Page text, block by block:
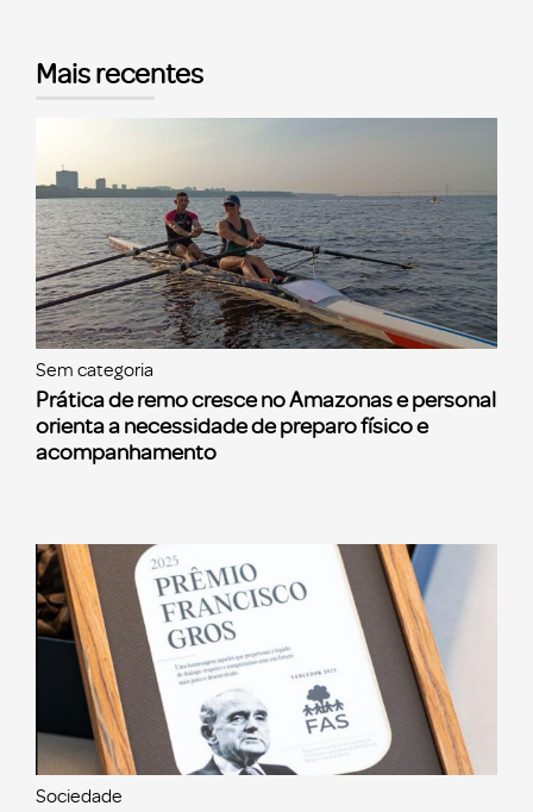
Mais recentes
Sem categoria
Prática de remo cresce no Amazonas e personal
orienta a necessidade de preparo físico e
acompanhamento
Sociedade